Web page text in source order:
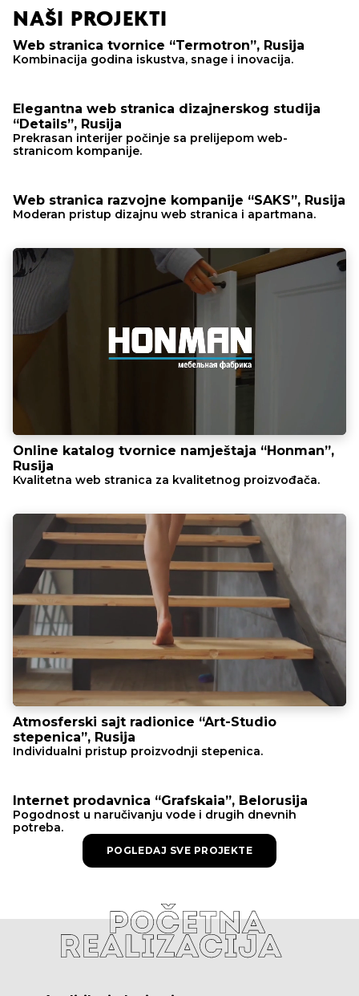
NAŠI PROJEKTI
Web stranica tvornice “Termotron”, Rusija
Kombinacija godina iskustva, snage i inovacija.
Elegantna web stranica dizajnerskog studija
“Details”, Rusija
Prekrasan interijer počinje sa prelijepom web-
stranicom kompanije.
Web stranica razvojne kompanije “SAKS”, Rusija
Moderan pristup dizajnu web stranica i apartmana.
Online katalog tvornice namještaja “Honman”,
Rusija
Kvalitetna web stranica za kvalitetnog proizvođača.
Atmosferski sajt radionice “Art-Studio
stepenica”, Rusija
Individualni pristup proizvodnji stepenica.
Internet prodavnica “Grafskaia”, Belorusija
Pogodnost u naručivanju vode i drugih dnevnih
potreba.
POGLEDAJ SVE PROJEKTE